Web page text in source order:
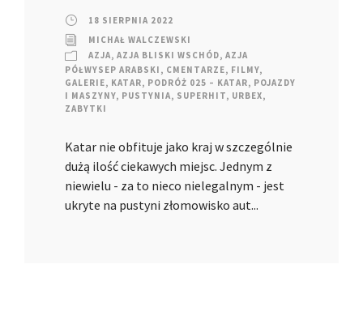
18 SIERPNIA 2022
MICHAŁ WALCZEWSKI
AZJA, AZJA BLISKI WSCHÓD, AZJA
PÓŁWYSEP ARABSKI , CMENTARZE, FILMY,
GALERIE, KATAR, PODRÓŻ 025 – KATAR, POJAZDY
I MASZYNY, PUSTYNIA, SUPERHIT, URBEX,
ZABYTKI
Katar nie obfituje jako kraj w szczególnie
dużą ilość ciekawych miejsc. Jednym z
niewielu - za to nieco nielegalnym - jest
ukryte na pustyni złomowisko aut...